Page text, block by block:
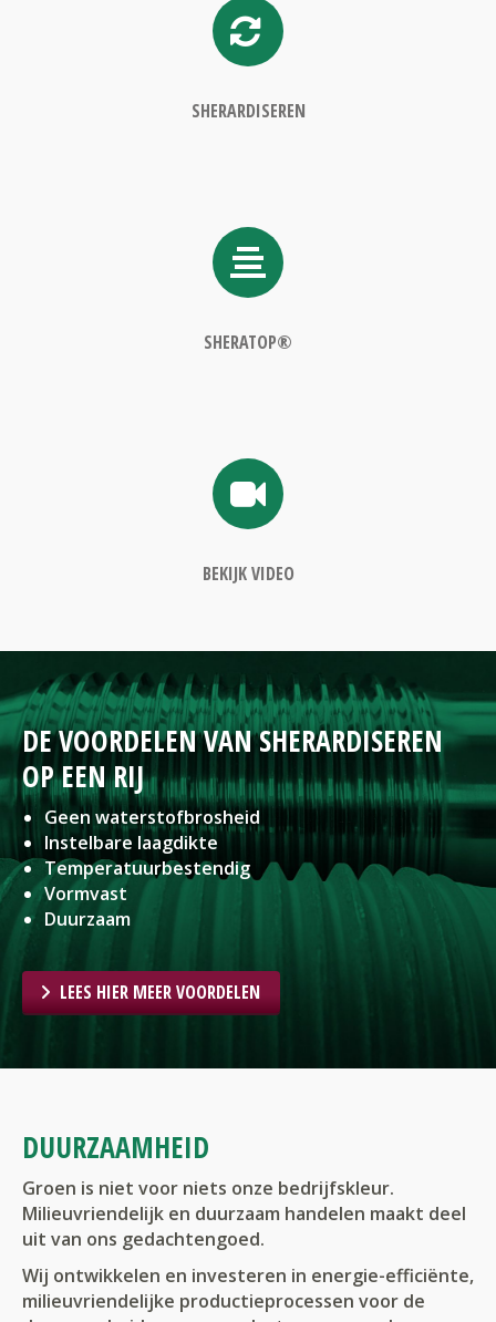
SHERARDISEREN
SHERATOP®
BEKIJK VIDEO
DE VOORDELEN VAN SHERARDISEREN
OP EEN RIJ
Geen waterstofbrosheid
Instelbare laagdikte
Temperatuurbestendig
Vormvast
Duurzaam
LEES HIER MEER VOORDELEN
DUURZAAMHEID
Groen is niet voor niets onze bedrijfskleur.
Milieuvriendelijk en duurzaam handelen maakt deel
uit van ons gedachtengoed.
Wij ontwikkelen en investeren in energie-efficiënte,
milieuvriendelijke productieprocessen voor de